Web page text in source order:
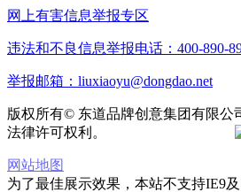
网上有害信息举报专区
违法和不良信息举报电话：400-890-
举报邮箱：liuxiaoyu@dongdao.net
版权所有© 东道品牌创意集团有限公
法律许可权利。
网站地图
为了最佳展示效果，本站不支持IE9